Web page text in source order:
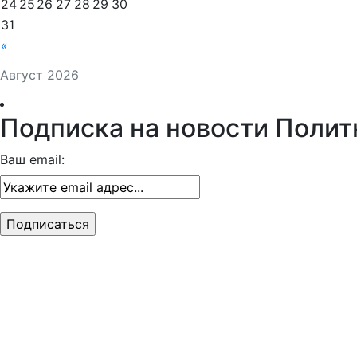
Август 2026
«
24 25 26 27 28 29 30
31
Подписка на новости
Ваш email: